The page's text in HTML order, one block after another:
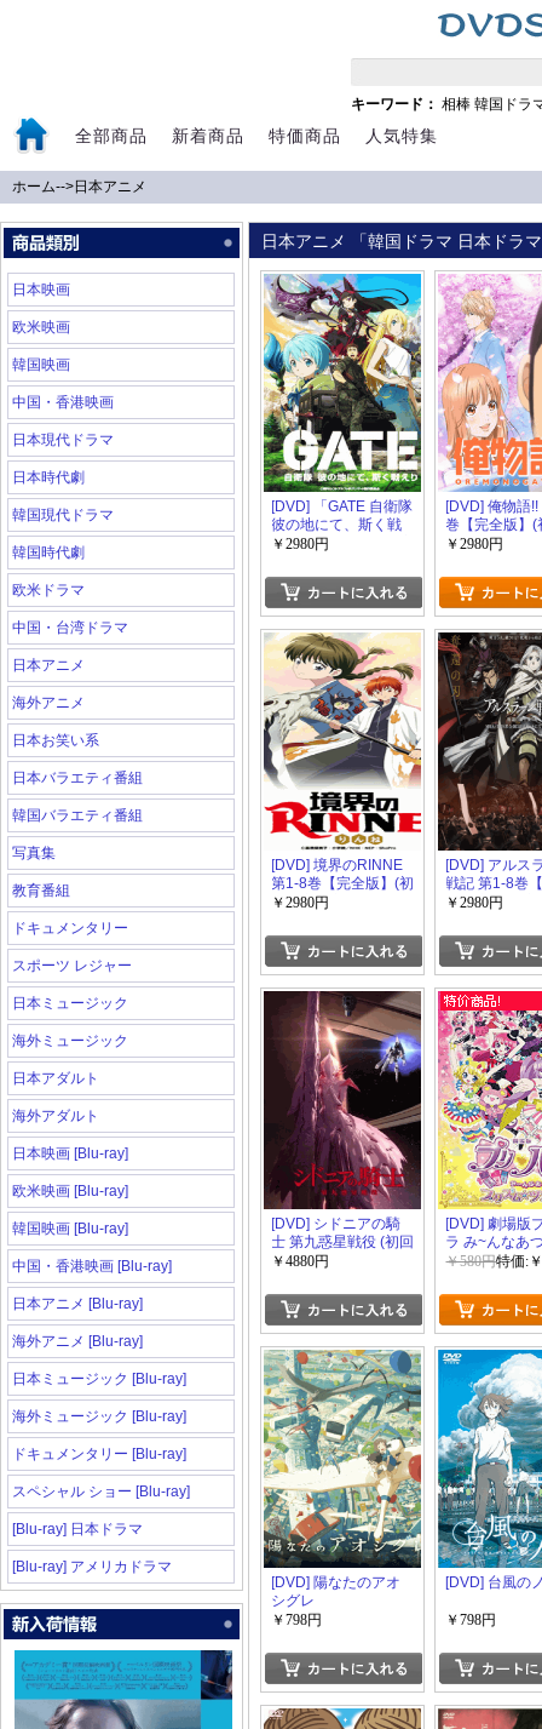
キーワード： 相棒 韓国ドラ
全部商品 新着商品 特価商品 人気特集
ホーム-->日本アニメ
日本映画
欧米映画
韓国映画
中国・香港映画
日本現代ドラマ
日本時代劇
韓国現代ドラマ
韓国時代劇
欧米ドラマ
中国・台湾ドラマ
日本アニメ
海外アニメ
日本お笑い系
日本バラエティ番組
韓国バラエティ番組
写真集
教育番組
ドキュメンタリー
スポーツ レジャー
日本ミュージック
海外ミュージック
日本アダルト
海外アダルト
日本映画 [Blu-ray]
欧米映画 [Blu-ray]
韓国映画 [Blu-ray]
中国・香港映画 [Blu-ray]
日本アニメ [Blu-ray]
海外アニメ [Blu-ray]
日本ミュージック [Blu-ray]
海外ミュージック [Blu-ray]
ドキュメンタリー [Blu-ray]
スペシャル ショー [Blu-ray]
[Blu-ray] 日本ドラマ
[Blu-ray] アメリカドラマ
日本アニメ 「韓国ドラマ 日本ドラ
[DVD] 「GATE 自衛隊
彼の地にて、斯く戦
えり」Vol.1-Vol.6【完
版)
￥2980円
[DVD] 俺物語
巻【完全版】(
産限定版)
￥2980円
[DVD] 境界のRINNE
第1-8巻【完全版】(初
回生産限定版)
￥2980円
[DVD] アルス
戦記 第1-8巻
版】(初回生
￥2980円
[DVD] シドニアの騎
士 第九惑星戦役 (初回
限定生産)
￥4880円
[DVD] 劇場版
ラ み~んなあ
プリズム☆ツ
ズミック☆ス
ルツアーセッ
￥580円特価:
[DVD] 陽なたのアオ
シグレ
￥798円
[DVD] 台風の
￥798円